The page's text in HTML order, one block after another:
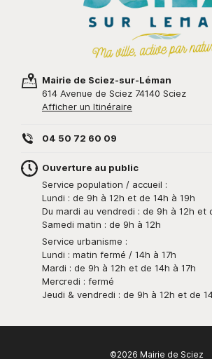
Mairie de Sciez-sur-Léman
614 Avenue de Sciez 74140 Sciez
Afficher un Itinéraire
04 50 72 60 09
Ouverture au public
Service population / accueil :
Lundi : de 9h à 12h et de 14h à 19h
Du mardi au vendredi : de 9h à 12h et
Samedi matin : de 9h à 12h
Service urbanisme :
Lundi : matin fermé / 14h à 17h
Mardi : de 9h à 12h et de 14h à 17h
Mercredi : fermé
Jeudi & vendredi : de 9h à 12h et de
©2026 Mairie de Sciez